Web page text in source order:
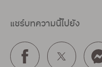
แชร์บทความนี้ไปยัง